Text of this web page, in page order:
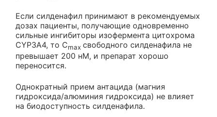
Если силденафил принимают в рекомендуемых
дозах пациенты, получающие одновременно
сильные ингибиторы изофермента цитохрома
CYP3A4, то Cmax свободного силденафила не
превышает 200 нМ, и препарат хорошо
переносится.
Однократный прием антацида (магния
гидроксида/алюминия гидроксида) не влияет
на биодоступность силденафила.